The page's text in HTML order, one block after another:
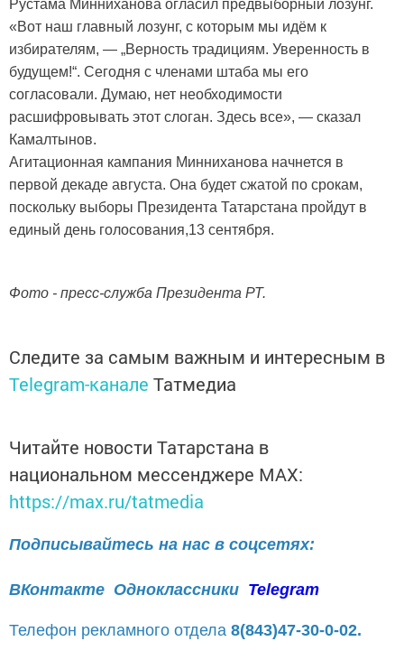
Рустама Минниханова огласил предвыборный лозунг.
«Вот наш главный лозунг, с которым мы идём к
избирателям, — „Верность традициям. Уверенность в
будущем!“. Сегодня с членами штаба мы его
согласовали. Думаю, нет необходимости
расшифровывать этот слоган. Здесь все», — сказал
Камалтынов.
Агитационная кампания Минниханова начнется в
первой декаде августа. Она будет сжатой по срокам,
поскольку выборы Президента Татарстана пройдут в
единый день голосования,13 сентября.
Фото - пресс-служба Президента РТ.
Следите за самым важным и интересным в
Telegram-канале Татмедиа
Читайте новости Татарстана в
национальном мессенджере MАХ:
https://max.ru/tatmedia
Подписывайтесь на нас в соцсетях:
ВКонтакте Одноклассники Telegram
Телефон рекламного отдела 8(843)47-30-0-02.